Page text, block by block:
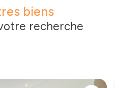
biens
recherche